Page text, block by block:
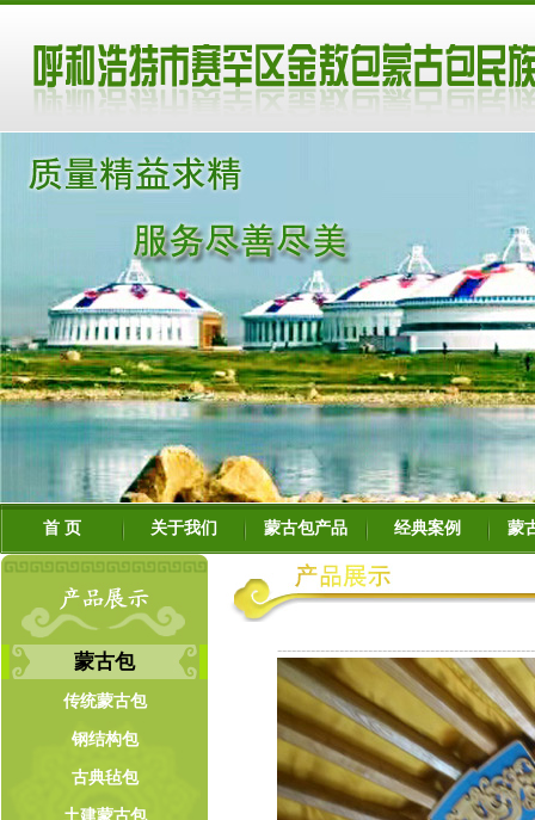
首 页 关于我们 蒙古包产品 经典案例 蒙
蒙古包
传统蒙古包
钢结构包
古典毡包
土建蒙古包